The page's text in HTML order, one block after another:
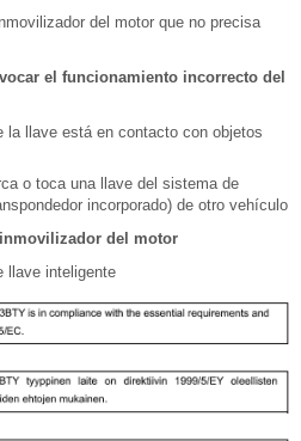
del motor que no precisa
el funcionamiento incorrecto del
la llave está en contacto con objetos
o toca una llave del sistema de
incorporado) de otro vehículo
del motor
llave inteligente